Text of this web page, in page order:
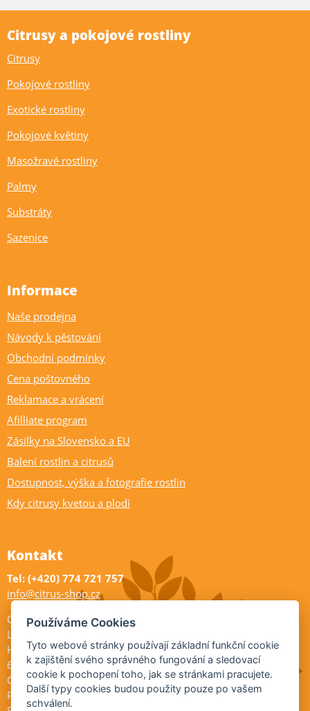
Citrusy a pokojové rostliny
Citrusy
Pokojové rostliny
Exotické rostliny
Pokojové květiny
Masožravé rostliny
Palmy
Substráty
Sazenice
Informace
Naše prodejna
Návody k pěstování
Obchodní podmínky
Cena poštovného
Reklamace a vrácení
Afilliate program
Zásilky na Slovensko a EU
Balení rostlin a citrusů
Dostupnost, výška a fotografie rostlin
Kdy citrusy kvetou a plodí
Kontakt
Tel: (+420) 774 721 757
info@citrus-shop.cz
Citrus shop zahradnictví
Legionářů 2
Hodonín
695 01
Otevřeno:
Po-Pá 9-17
Používáme Cookies
Tyto webové stránky používají základní funkční cookie
k zajištění svého správného fungování a sledovací
cookie k pochopení toho, jak se stránkami pracujete.
Další typy cookies budou použity pouze po vašem
schválení.